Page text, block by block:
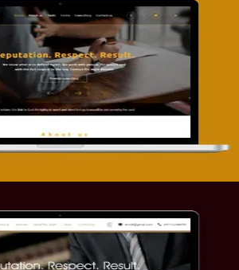
تصميم موقع آل جبار
التفاصيل